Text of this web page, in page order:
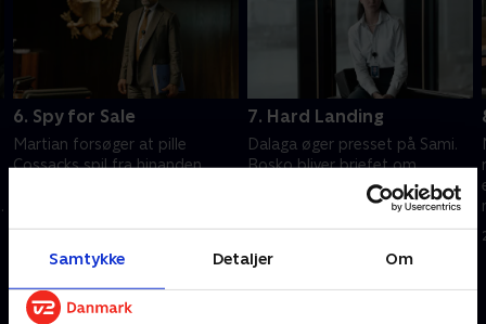
Samtykke Detaljer Om
6. Spy for Sale
Martian forsøger at pille
Cossacks spil fra hinanden.
7. Hard Landing
Dalaga øger presset på Sami.
Bosko bliver briefet om
omfanget af Valhalla, og
Martian bliver tvunget til at
tage affære, da Poppys liv er
Andre så også